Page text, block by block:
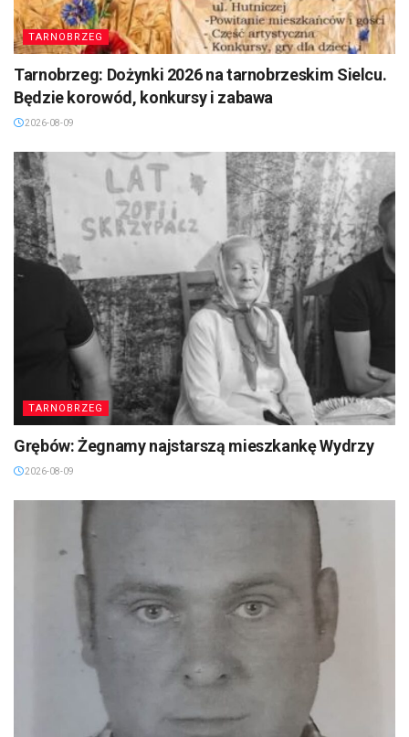
TARNOBRZEG
Tarnobrzeg: Dożynki 2026 na tarnobrzeskim Sielcu.
Będzie korowód, konkursy i zabawa
2026-08-09
TARNOBRZEG
Grębów: Żegnamy najstarszą mieszkankę Wydrzy
2026-08-09